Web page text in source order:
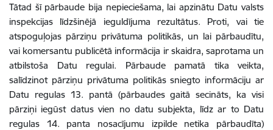
Tātad šī pārbaude bija nepieciešama, lai apzinātu Datu valsts
inspekcijas līdzšinējā ieguldījuma rezultātus. Proti, vai tie
atspoguļojas pārziņu privātuma politikās, un lai pārbaudītu,
vai komersantu publicētā informācija ir skaidra, saprotama un
atbilstoša Datu regulai. Pārbaude pamatā tika veikta,
salīdzinot pārziņu privātuma politikās sniegto informāciju ar
Datu regulas 13. pantā (pārbaudes gaitā secināts, ka visi
pārziņi iegūst datus vien no datu subjekta, līdz ar to Datu
regulas 14. panta nosacījumu izpilde netika pārbaudīta)